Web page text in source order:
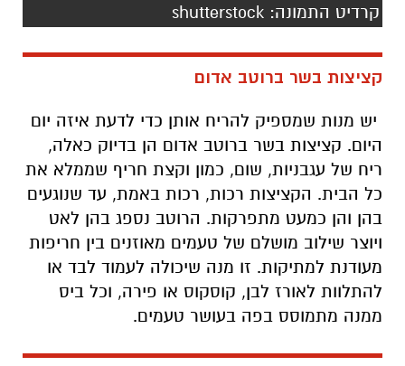
קרדיט התמונה: shutterstock
קציצות בשר ברוטב אדום
יש מנות שמספיק להריח אותן כדי לדעת איזה יום
היום. קציצות בשר ברוטב אדום הן בדיוק כאלה,
ריח של עגבניות, שום, כמון וקצת חריף שממלא את
כל הבית. הקציצות רכות, רכות באמת, עד שנוגעים
בהן והן כמעט מתפרקות. הרוטב נספג בהן לאט
ויוצר שילוב מושלם של טעמים מאוזנים בין חריפות
מעודנת למתיקות. זו מנה שיכולה לעמוד לבד או
להתלוות לאורז לבן, קוסקוס או פירה, וכל ביס
ממנה מתמוסס בפה בעושר טעמים.